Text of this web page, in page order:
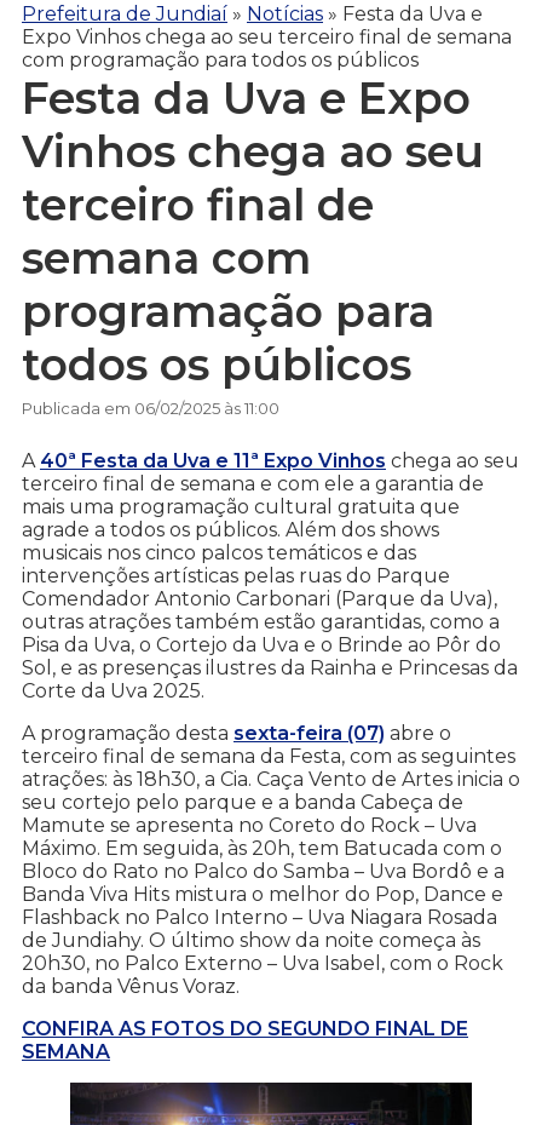
Prefeitura de Jundiaí » Notícias » Festa da Uva e
Expo Vinhos chega ao seu terceiro final de semana
com programação para todos os públicos
Festa da Uva e Expo
Vinhos chega ao seu
terceiro final de
semana com
programação para
todos os públicos
Publicada em 06/02/2025 às 11:00
A 40ª Festa da Uva e 11ª Expo Vinhos chega ao seu
terceiro final de semana e com ele a garantia de
mais uma programação cultural gratuita que
agrade a todos os públicos. Além dos shows
musicais nos cinco palcos temáticos e das
intervenções artísticas pelas ruas do Parque
Comendador Antonio Carbonari (Parque da Uva),
outras atrações também estão garantidas, como a
Pisa da Uva, o Cortejo da Uva e o Brinde ao Pôr do
Sol, e as presenças ilustres da Rainha e Princesas da
Corte da Uva 2025.
A programação desta sexta-feira (07) abre o
terceiro final de semana da Festa, com as seguintes
atrações: às 18h30, a Cia. Caça Vento de Artes inicia o
seu cortejo pelo parque e a banda Cabeça de
Mamute se apresenta no Coreto do Rock – Uva
Máximo. Em seguida, às 20h, tem Batucada com o
Bloco do Rato no Palco do Samba – Uva Bordô e a
Banda Viva Hits mistura o melhor do Pop, Dance e
Flashback no Palco Interno – Uva Niagara Rosada
de Jundiahy. O último show da noite começa às
20h30, no Palco Externo – Uva Isabel, com o Rock
da banda Vênus Voraz.
CONFIRA AS FOTOS DO SEGUNDO FINAL DE
SEMANA